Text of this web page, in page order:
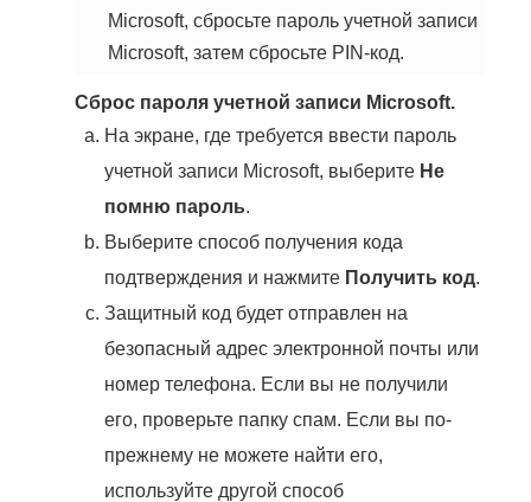
Microsoft, сбросьте пароль учетной записи
Microsoft, затем сбросьте PIN-код.
Сброс пароля учетной записи Microsoft.
На экране, где требуется ввести пароль
учетной записи Microsoft, выберите Не
помню пароль.
Выберите способ получения кода
подтверждения и нажмите Получить код.
Защитный код будет отправлен на
безопасный адрес электронной почты или
номер телефона. Если вы не получили
его, проверьте папку спам. Если вы по-
прежнему не можете найти его,
используйте другой способ